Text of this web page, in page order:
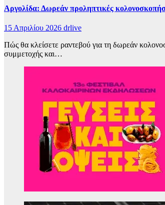
Αργολίδα: Δωρεάν προληπτικές
15 Απριλίου 2026 drlive
Πώς θα κλείσετε ραντεβού για τη δωρεάν
συμμετοχής και…